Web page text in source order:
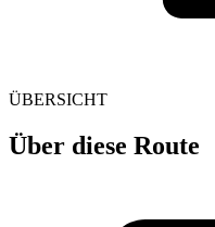
ÜBERSICHT
Über diese Route